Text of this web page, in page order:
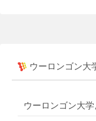
ウーロンゴン大
ウーロンゴン大